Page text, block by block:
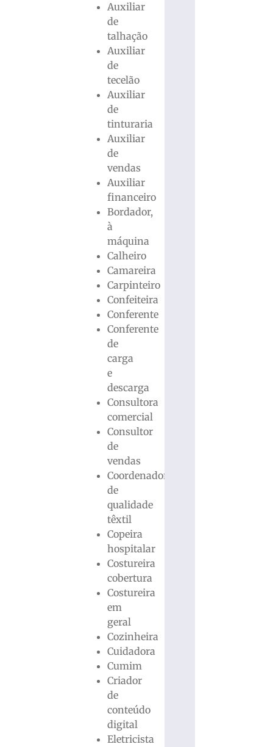
Auxiliar
de
talhação
Auxiliar
de
tecelão
Auxiliar
de
tinturaria
Auxiliar
de
vendas
Auxiliar
financeiro
Bordador,
à
máquina
Calheiro
Camareira
Carpinteiro
Confeiteira
Conferente
Conferente
de
carga
e
descarga
Consultora
comercial
Consultor
de
vendas
Coordenador
de
qualidade
têxtil
Copeira
hospitalar
Costureira
cobertura
Costureira
em
geral
Cozinheira
Cuidadora
Cumim
Criador
de
conteúdo
digital
Eletricista